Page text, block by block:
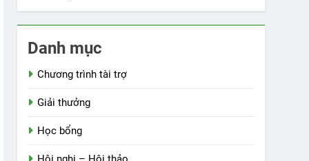
Danh mục
Chương trình tài trợ
Giải thưởng
Học bổng